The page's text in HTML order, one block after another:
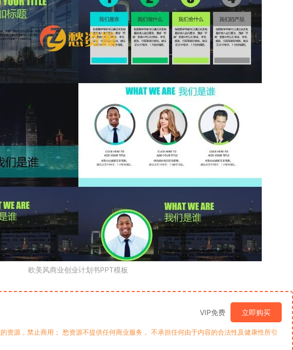
欧美风商业创业计划书PPT模板
VIP免费 立即购买
资源，禁止商用； 愁资源不提供任何商业服务， 不承担任何由于内容的合法性及健康性所引